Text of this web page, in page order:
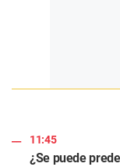
11:45
¿Se puede